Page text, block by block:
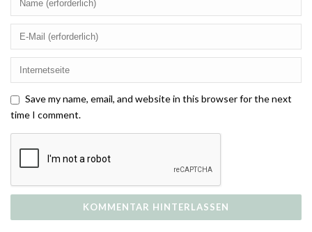
Save my name, email, and website in this browser for the next
time I comment.